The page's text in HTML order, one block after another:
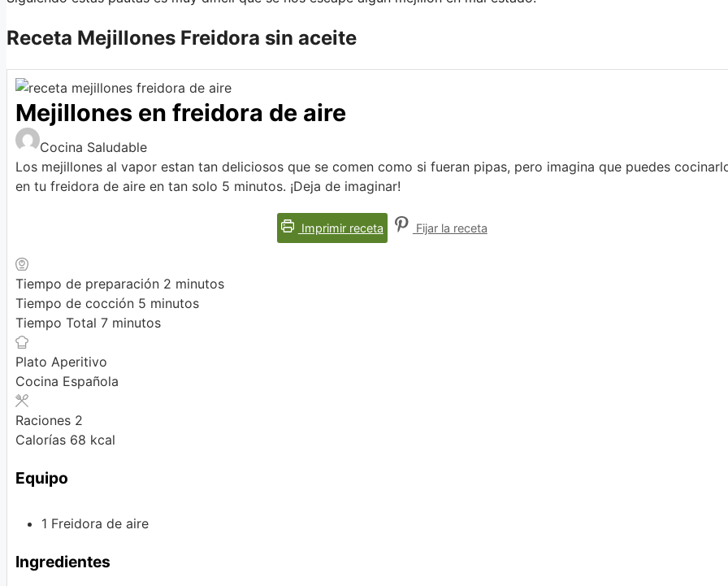
Receta Mejillones Freidora sin aceite
Mejillones en freidora de aire
Cocina Saludable
Los mejillones al vapor estan tan deliciosos que se comen como si fueran pipas, pero imagina que puedes
en tu freidora de aire en tan solo 5 minutos. ¡Deja de imaginar!
Imprimir receta Fijar la receta
Tiempo de preparación 2 minutos
minutos
Tiempo de cocción 5 minutos
minutos
Tiempo Total 7minutos
minutos
Plato Aperitivo
Cocina Española
Raciones 2
Calorías 68 kcal
Equipo
1 Freidora de aire
Ingredientes